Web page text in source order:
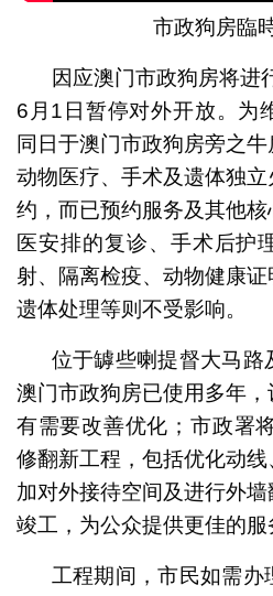
市政狗房臨
因应澳门市政狗房将进
6月1日暂停对外开放。为
同日于澳门市政狗房旁之牛
动物医疗、手术及遗体独
约，而已预约服务及其他
医安排的复诊、手术后护
射、隔离检疫、动物健康
遗体处理等则不受影响。
位于罅些喇提督大马路
澳门市政狗房已使用多年
有需要改善优化；市政署
修翻新工程，包括优化动
加对外接待空间及进行外
竣工，为公众提供更佳的服
工程期间，市民如需办